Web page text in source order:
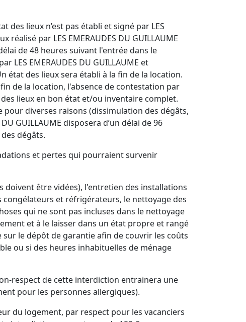
des lieux n’est pas établi et signé par LES
par LES EMERAUDES DU GUILLAUME
de 48 heures suivant l'entrée dans le
EMERAUDES DU GUILLAUME et
état des lieux sera établi à la fin de la location.
de la location, l'absence de contestation par
des lieux en bon état et/ou inventaire complet.
diverses raisons (dissimulation des dégâts,
GUILLAUME disposera d’un délai de 96
dégâts.
et pertes qui pourraient survenir
doivent être vidées), l'entretien des installations
congélateurs et réfrigérateurs, le nettoyage des
qui ne sont pas incluses dans le nettoyage
et à le laisser dans un état propre et rangé
sur le dépôt de garantie afin de couvrir les coûts
ou si des heures inhabituelles de ménage
respect de cette interdiction entrainera une
pour les personnes allergiques).
du logement, par respect pour les vacanciers